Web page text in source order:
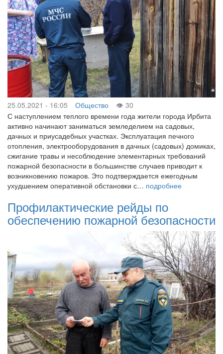
25.05.2021 - 16:05 Общество
30
С наступлением теплого времени года жители города Ирбита
активно начинают заниматься земледелием на садовых,
дачных и приусадебных участках. Эксплуатация печного
отопления, электрооборудования в дачных (садовых) домиках,
сжигание травы и несоблюдение элементарных требований
пожарной безопасности в большинстве случаев приводит к
возникновению пожаров. Это подтверждается ежегодным
ухудшением оперативной обстановки с… подробнее
Профилактические рейды по
обеспечению пожарной безопасности